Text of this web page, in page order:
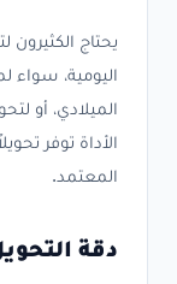
يحتاج الكثيرون
اليومية، سواء
الميلادي، أو
الأداة توفر
المعتمد.
دقة